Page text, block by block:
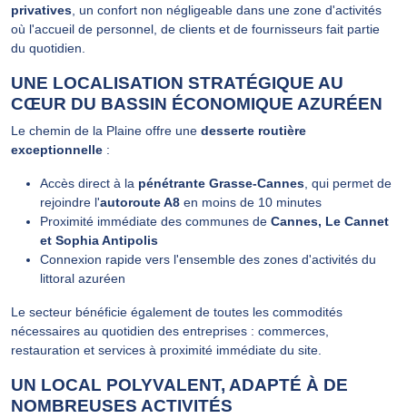
privatives , un confort non négligeable dans une zone d'activités
où l'accueil de personnel, de clients et de fournisseurs fait partie
du quotidien.
UNE LOCALISATION STRATÉGIQUE AU
CŒUR DU BASSIN ÉCONOMIQUE AZURÉEN
Le chemin de la Plaine offre une desserte routière
exceptionnelle :
Accès direct à la pénétrante Grasse-Cannes , qui permet de
rejoindre l'autoroute A8 en moins de 10 minutes
Proximité immédiate des communes de Cannes, Le Cannet
et Sophia Antipolis
Connexion rapide vers l'ensemble des zones d'activités du
littoral azuréen
Le secteur bénéficie également de toutes les commodités
nécessaires au quotidien des entreprises : commerces,
restauration et services à proximité immédiate du site.
UN LOCAL POLYVALENT, ADAPTÉ À DE
NOMBREUSES ACTIVITÉS